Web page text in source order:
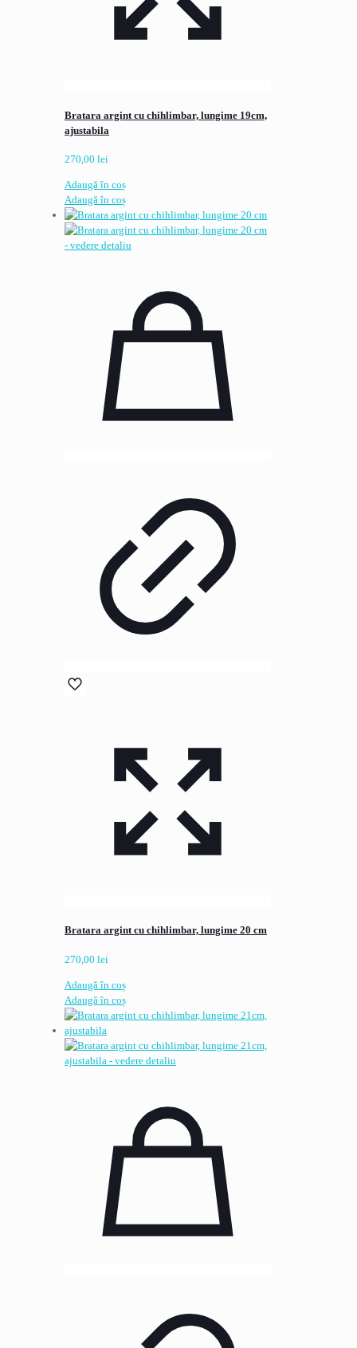
Bratara argint cu chihlimbar, lungime 19cm,
ajustabila
270,00 lei
Adaugă în coș
Adaugă în coș
Bratara argint cu chihlimbar, lungime 20 cm
270,00 lei
Adaugă în coș
Adaugă în coș